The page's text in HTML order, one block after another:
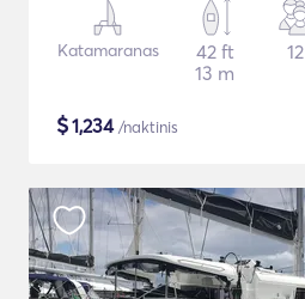
Katamaranas
42 ft
13 m
12
$1,234/naktinis